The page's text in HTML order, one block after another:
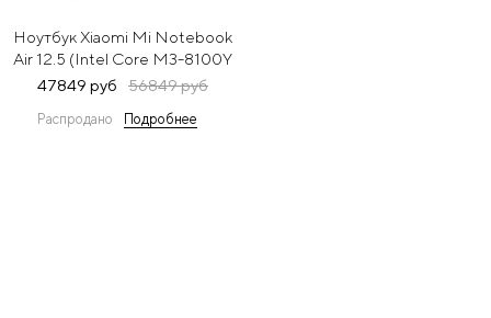
Ноутбук Xiaomi Mi Notebook
Air 12.5 (Intel Core M3-8100Y
1100
SSD/DVD нет/Intel UHD
47849 руб 56849 руб
Распродано Подробнее